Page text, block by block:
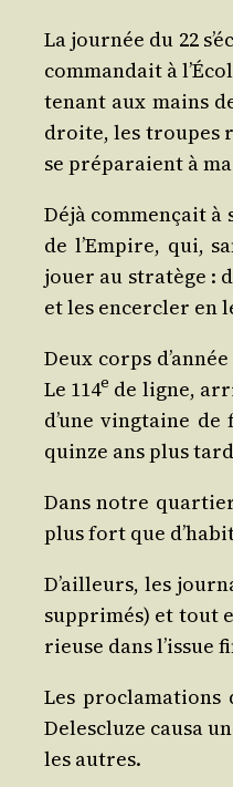
La jour­née du 22
com­man­dait à
te­nant aux mains
droite, les troupes
se pré­pa­raient à
Déjà com­men­çait
de l’Empire, qui,
jouer au stra­tège :
et les encer­cler en
Deux corps
Le 114e de ligne,
d’une ving­taine
quinze ans plus
Dans notre
plus fort que
D’ailleurs, les
sup­pri­més) et tout
rieuse dans l’issue
Les pro­cla­ma­tions
Deles­cluze cau­sa
les autres.